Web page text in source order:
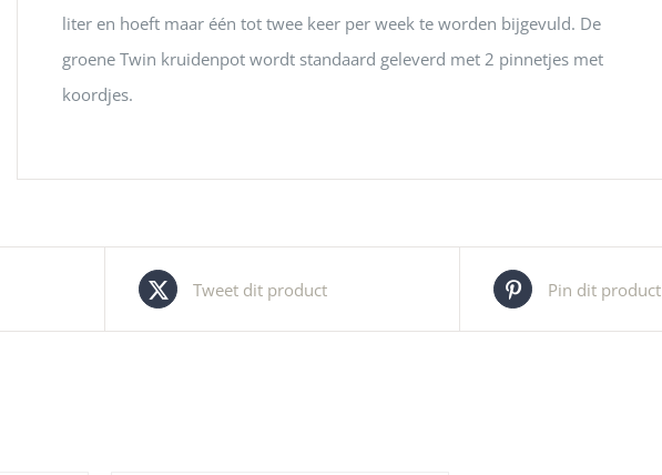
liter en hoeft maar één tot twee keer per week te worden bijgevuld. De
groene Twin kruidenpot wordt standaard geleverd met 2 pinnetjes met
koordjes.
Tweet dit product Pin dit product